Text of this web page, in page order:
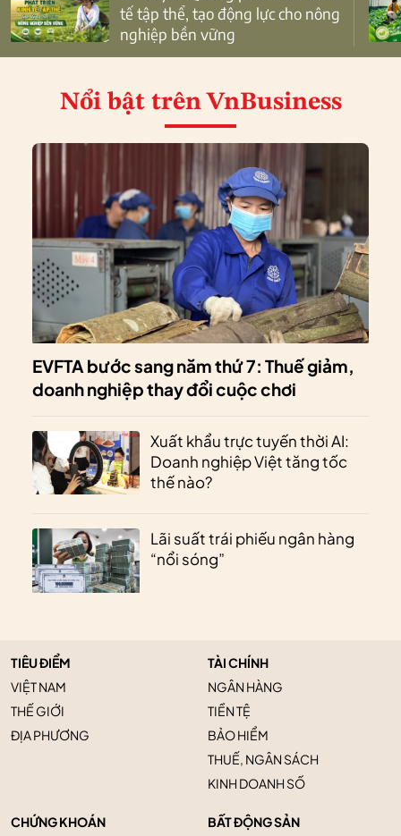
tế tập thể, tạo động lực cho nông
nghiệp bền vững
Nổi bật trên VnBusiness
EVFTA bước sang năm thứ 7: Thuế giảm,
doanh nghiệp thay đổi cuộc chơi
Xuất khẩu trực tuyến thời AI:
Doanh nghiệp Việt tăng tốc
thế nào?
Lãi suất trái phiếu ngân hàng
“nổi sóng”
TIÊU ĐIỂM
VIỆT NAM
THẾ GIỚI
ĐỊA PHƯƠNG
TÀI CHÍNH
NGÂN HÀNG
TIỀN TỆ
BẢO HIỂM
THUẾ, NGÂN SÁCH
KINH DOANH SỐ
CHỨNG KHOÁN
BẤT ĐỘNG SẢN